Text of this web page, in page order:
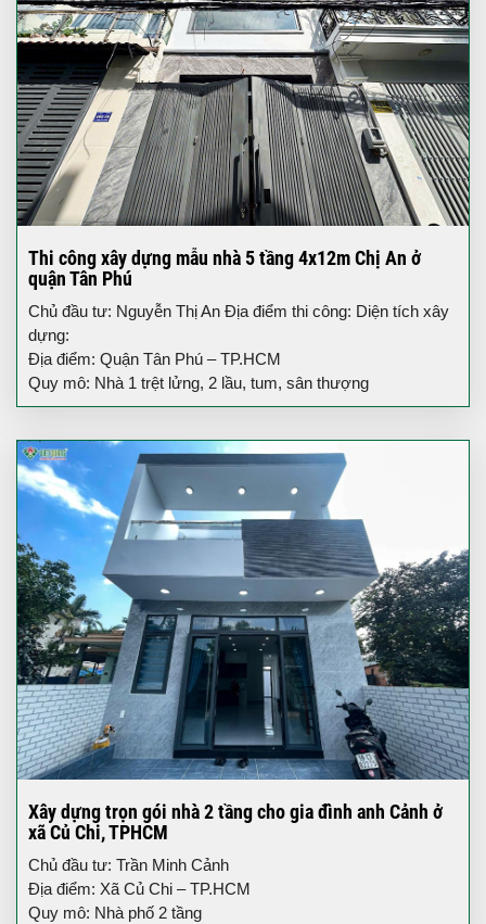
Thi công xây dựng mẫu nhà 5 tầng 4x12m Chị An ở
quận Tân Phú
Chủ đầu tư: Nguyễn Thị An Địa điểm thi công: Diện tích xây
dựng:
Địa điểm: Quận Tân Phú – TP.HCM
Quy mô: Nhà 1 trệt lửng, 2 lầu, tum, sân thượng
Xây dựng trọn gói nhà 2 tầng cho gia đình anh Cảnh ở
xã Củ Chi, TPHCM
Chủ đầu tư: Trần Minh Cảnh
Địa điểm: Xã Củ Chi – TP.HCM
Quy mô: Nhà phố 2 tầng